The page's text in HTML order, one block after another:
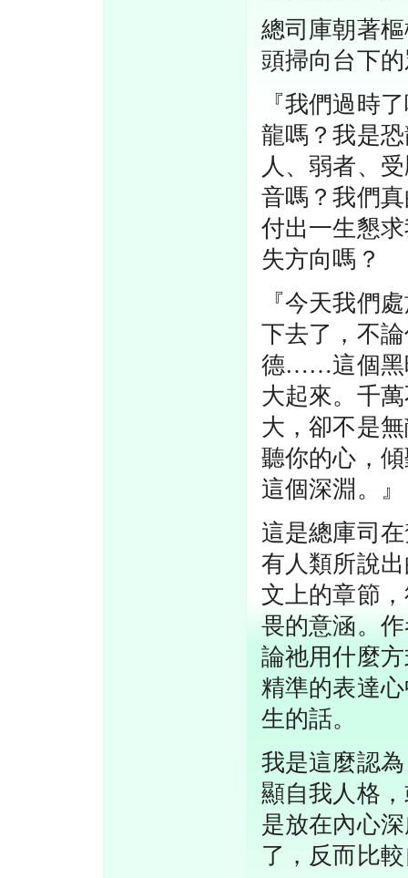
總司庫朝著
頭掃向台下
『我們過時
龍嗎？我是
人、弱者、
音嗎？我們
付出一生懇
失方向嗎？
『今天我們
下去了，不
德……這個黑
大起來。千
大，卻不是
聽你的心，
這個深淵。』
這是總庫司
有人類所說
文上的章節
畏的意涵。
論祂用什麼
精準的表達
生的話。
我是這麼認
顯自我人格
是放在內心
了，反而比